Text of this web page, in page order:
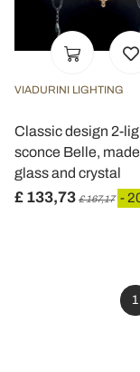
VIADURINI LIGHTING
Classic design 2-
sconce Belle,
glass and crystal
£ 133,73 £ 167,17 -
1